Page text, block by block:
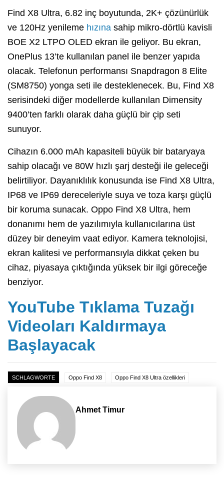
Find X8 Ultra, 6.82 inç boyutunda, 2K+ çözünürlük
ve 120Hz yenileme hızına sahip mikro-dörtlü kavisli
BOE X2 LTPO OLED ekran ile geliyor. Bu ekran,
OnePlus 13’te kullanılan panel ile benzer yapıda
olacak. Telefonun performansı Snapdragon 8 Elite
(SM8750) yonga seti ile desteklenecek. Bu, Find X8
serisindeki diğer modellerde kullanılan Dimensity
9400’ten farklı olarak daha güçlü bir çip seti
sunuyor.
Cihazın 6.000 mAh kapasiteli büyük bir bataryaya
sahip olacağı ve 80W hızlı şarj desteği ile geleceği
belirtiliyor. Dayanıklılık konusunda ise Find X8 Ultra,
IP68 ve IP69 dereceleriyle suya ve toza karşı güçlü
bir koruma sunacak. Oppo Find X8 Ultra, hem
donanımı hem de yazılımıyla kullanıcılarına üst
düzey bir deneyim vaat ediyor. Kamera teknolojisi,
ekran kalitesi ve performansıyla dikkat çeken bu
cihaz, piyasaya çıktığında yüksek bir ilgi göreceğe
benziyor.
YouTube Tıklama Tuzağı
Videoları Kaldırmaya
Başlayacak
SCHLAGWORTE Oppo Find X8 Oppo Find X8 Ultra özellikleri
Ahmet Timur